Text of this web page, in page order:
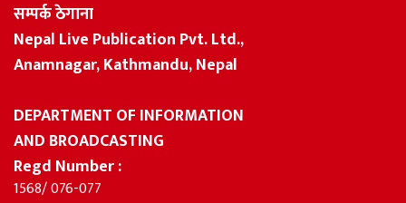
सम्पर्क ठेगाना
Nepal Live Publication Pvt. Ltd.,
Anamnagar, Kathmandu, Nepal
DEPARTMENT OF INFORMATION
AND BROADCASTING
Regd Number :
1568/ 076-077